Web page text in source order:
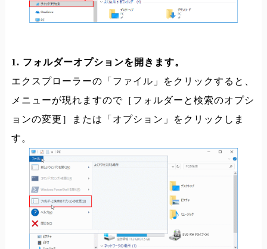
1. フォルダーオプションを開きます。
エクスプローラーの「ファイル」をクリックすると、
メニューが現れますので［フォルダーと検索のオプシ
ョンの変更］または「オプション」をクリックしま
す。